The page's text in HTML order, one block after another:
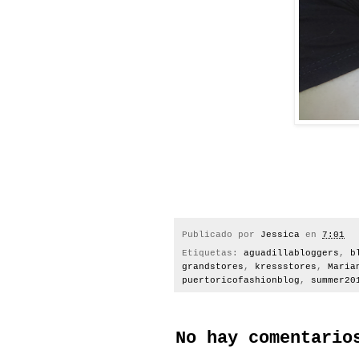
Publicado por Jessica en 7:01
Etiquetas: aguadillabloggers,
grandstores, kressstores,
puertoricofashionblog,
No hay